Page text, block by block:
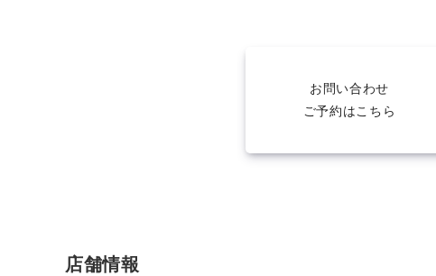
お問い合わせ
ご予約はこちら
店舗情報